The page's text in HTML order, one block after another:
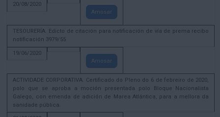
20/08/2020
Amosar
TESOURERÍA. Edicto de citación para notificación de vía de prema recibo
notificación 3979/55
19/06/2020
Amosar
ACTIVIDADE CORPORATIVA. Certificado do Pleno do 6 de febreiro de 2020,
polo que se aproba a moción presentada polo Bloque Nacionalista
Galego, con emenda de adición de Marea Atlántica, para a mellora da
sanidade pública.